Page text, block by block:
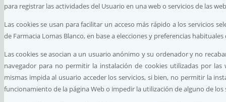
para registrar las actividades del Usuario en una web o servicios de las
Las cookies se usan para facilitar un acceso más rápido a los servicios
de Farmacia Lomas Blanco, en base a elecciones y preferencias
Las cookies se asocian a un usuario anónimo y su ordenador y no
navegador para no permitir la instalación de cookies utilizadas por
mismas impida al usuario acceder los servicios, si bien, no permitir la
funcionamiento de la página Web o impedir la utilización de alguno de los